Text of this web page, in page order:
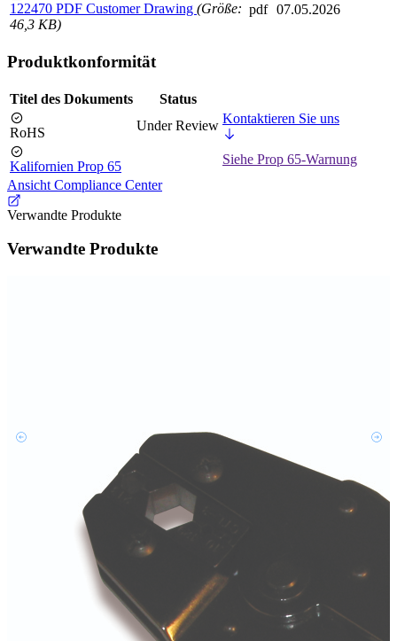
122470 PDF Customer Drawing (Größe:
46,3 KB)
pdf 07.05.2026
Produktkonformität
Titel des Dokuments Status
RoHS Under Review Kontaktieren Sie uns
Kalifornien Prop 65
Siehe Prop 65-Warnung
Ansicht Compliance Center
Verwandte Produkte
Verwandte Produkte